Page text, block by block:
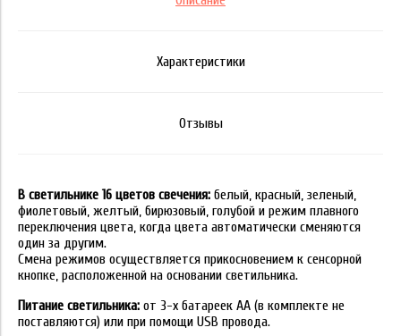
Характеристики
Отзывы
В светильнике 16 цветов свечения: белый, красный, зеленый,
фиолетовый, желтый, бирюзовый, голубой и режим плавного
переключения цвета, когда цвета автоматически сменяются
один за другим.
Смена режимов осуществляется прикосновением к сенсорной
кнопке, расположенной на основании светильника.
Питание светильника: от 3-х батареек АА (в комплекте не
поставляются) или при помощи USB провода.